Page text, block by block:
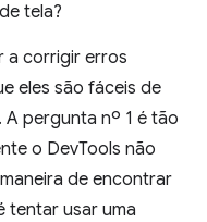
tela?
a corrigir erros
eles são fáceis de
pergunta nº 1 é tão
o DevTools não
de encontrar
tentar usar uma